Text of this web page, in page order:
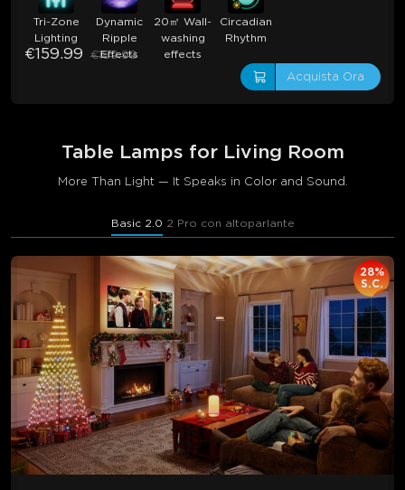
Tri-Zone
Lighting
Dynamic
Ripple
Effects
20㎡ Wall-
washing
effects
Circadian
Rhythm
€159.99
€189.99
Acquista Ora
Table Lamps for Living Room​
More Than Light — It Speaks in Color and Sound.
Basic 2.0 2 Pro con altoparlante
28%
S.C.